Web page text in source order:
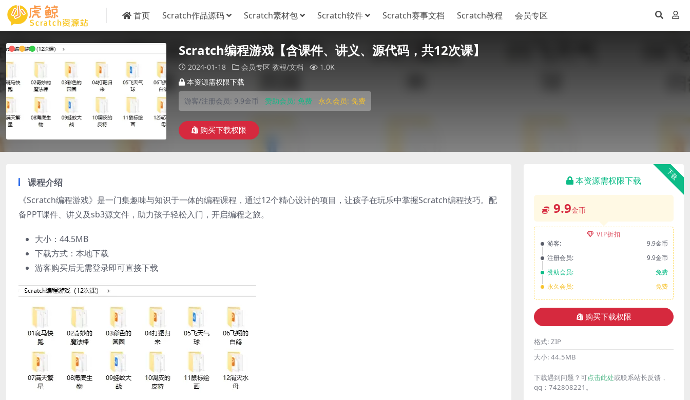
首页 Scratch作品源码 Scratch素材包 Scratch软件 Scratch赛事文档 Scratch教程 会员专区
Scratch编程游戏【含课件、讲义、源代码，共12次课】
2024-01-18 会员专区 教程/文档
1.0K
本资源需权限下载
游客/注册会员: 9.9金币 赞助会员: 免费 永久会员: 免费
购买下载权限
课程介绍
《Scratch编程游戏》是一门集趣味与知识于一体的编程课程，通过12个精心设计的项目，让孩子在玩乐中掌握Scratch编程技巧。配
备PPT课件、讲义及sb3源文件，助力孩子轻松入门，开启编程之旅。
大小：44.5MB
下载方式：本地下载
游客购买后无需登录即可直接下载
下载
本资源需权限下载
9.9金币
VIP折扣
游客:
9.9金币
注册会员:
9.9金币
赞助会员:
免费
永久会员:
免费
购买下载权限
格式: ZIP
大小: 44.5MB
下载遇到问题？可点击此处或联系站长反馈，
qq：742808221。